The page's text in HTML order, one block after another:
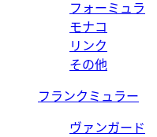
フォーミュラ
モナコ
リンク
その他
フランクミュラー
ヴァンガード